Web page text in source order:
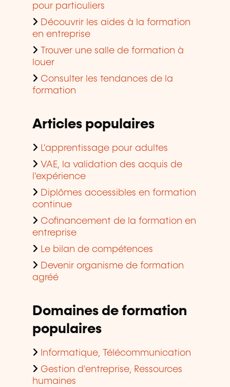
pour particuliers
Découvrir les aides à la formation
en entreprise
Trouver une salle de formation à
louer
Consulter les tendances de la
formation
Articles populaires
L'apprentissage pour adultes
VAE, la validation des acquis de
l'expérience
Diplômes accessibles en formation
continue
Cofinancement de la formation en
entreprise
Le bilan de compétences
Devenir organisme de formation
agréé
Domaines de formation
populaires
Informatique, Télécommunication
Gestion d'entreprise, Ressources
humaines